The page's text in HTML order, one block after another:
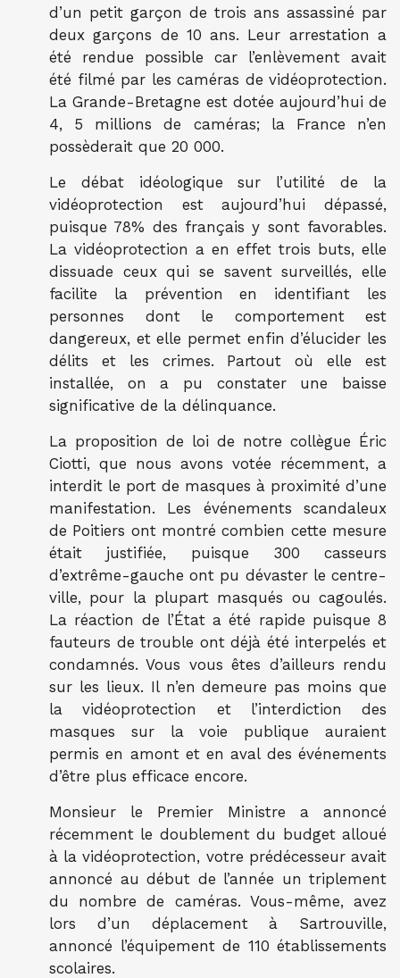
d’un petit garçon de trois ans assassiné par
deux garçons de 10 ans. Leur arrestation a
été rendue possible car l’enlèvement avait
été filmé par les caméras de vidéoprotection.
La Grande-Bretagne est dotée aujourd’hui de
4, 5 millions de caméras; la France n’en
possèderait que 20 000.
Le débat idéologique sur l’utilité de la
vidéoprotection est aujourd’hui dépassé,
puisque 78% des français y sont favorables.
La vidéoprotection a en effet trois buts, elle
dissuade ceux qui se savent surveillés, elle
facilite la prévention en identifiant les
personnes dont le comportement est
dangereux, et elle permet enfin d’élucider les
délits et les crimes. Partout où elle est
installée, on a pu constater une baisse
significative de la délinquance.
La proposition de loi de notre collègue Éric
Ciotti, que nous avons votée récemment, a
interdit le port de masques à proximité d’une
manifestation. Les événements scandaleux
de Poitiers ont montré combien cette mesure
était justifiée, puisque 300 casseurs
d’extrême-gauche ont pu dévaster le centre-
ville, pour la plupart masqués ou cagoulés.
La réaction de l’État a été rapide puisque 8
fauteurs de trouble ont déjà été interpelés et
condamnés. Vous vous êtes d’ailleurs rendu
sur les lieux. Il n’en demeure pas moins que
la vidéoprotection et l’interdiction des
masques sur la voie publique auraient
permis en amont et en aval des événements
d’être plus efficace encore.
Monsieur le Premier Ministre a annoncé
récemment le doublement du budget alloué
à la vidéoprotection, votre prédécesseur avait
annoncé au début de l’année un triplement
du nombre de caméras. Vous-même, avez
lors d’un déplacement à Sartrouville,
annoncé l’équipement de 110 établissements
scolaires.